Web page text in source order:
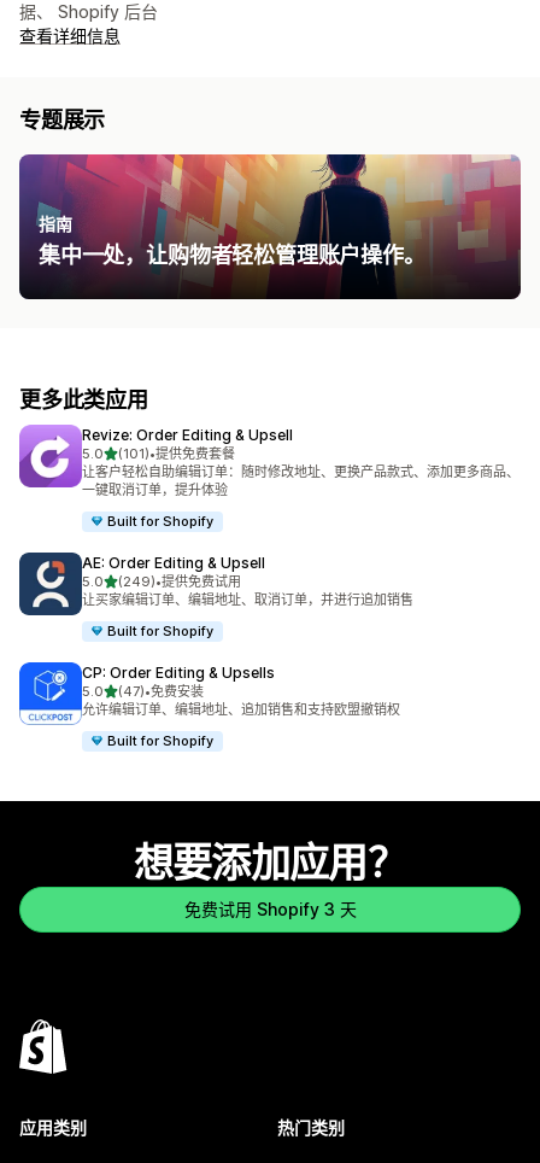
据、 Shopify 后台
查看详细信息
专题展示
指南
集中一处，让购物者轻松管理账户操作。
更多此类应用
Revize: Order Editing & Upsell
5.0星（满分 5 星）
(101)
总共 101 条评论
•提供免费套餐
让客户轻松自助编辑订单：随时修改地址、更换产品款式、添加更多商品、
一键取消订单，提升体验
Built for Shopify
AE: Order Editing & Upsell
5.0星（满分 5 星）
(249)
总共 249 条评论
•提供免费试用
让买家编辑订单、编辑地址、取消订单，并进行追加销售
Built for Shopify
CP: Order Editing & Upsells
5.0星（满分 5 星）
(47)
总共 47 条评论
•免费安装
允许编辑订单、编辑地址、追加销售和支持欧盟撤销权
Built for Shopify
想要添加应用？
免费试用 Shopify 3 天
应用类别 热门类别